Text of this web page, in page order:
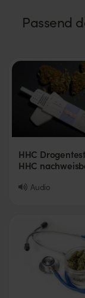
Passend
HHC
HHC
Audio